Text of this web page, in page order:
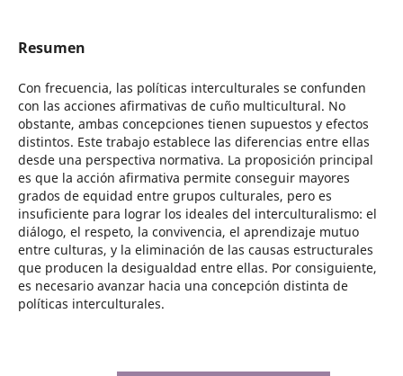
Resumen
Con frecuencia, las políticas interculturales se confunden
con las acciones afirmativas de cuño multicultural. No
obstante, ambas concepciones tienen supuestos y efectos
distintos. Este trabajo establece las diferencias entre ellas
desde una perspectiva normativa. La proposición principal
es que la acción afirmativa permite conseguir mayores
grados de equidad entre grupos culturales, pero es
insuficiente para lograr los ideales del interculturalismo: el
diálogo, el respeto, la convivencia, el aprendizaje mutuo
entre culturas, y la eliminación de las causas estructurales
que producen la desigualdad entre ellas. Por consiguiente,
es necesario avanzar hacia una concepción distinta de
políticas interculturales.